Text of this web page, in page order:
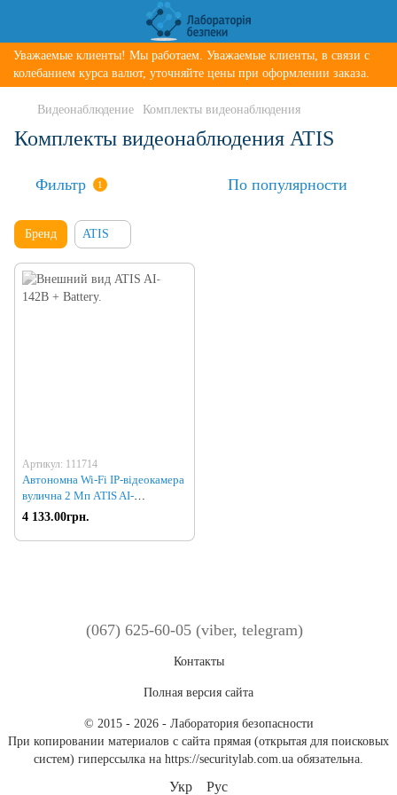
Уважаемые клиенты! Мы работаем. Уважаемые клиенты, в связи с
колебанием курса валют, уточняйте цены при оформлении заказа.
Видеонаблюдение Комплекты видеонаблюдения
Комплекты видеонаблюдения ATIS
Фильтр 1 По популярности
Бренд ATIS
Артикул: 111714
Автономна Wi-Fi IP-відеокамера
вулична 2 Мп ATIS AI-
142B+Battery для системи
відеонагляду
4 133.00грн.
(067) 625-60-05 (viber, telegram)
Контакты
Полная версия сайта
© 2015 - 2026 - Лаборатория безопасности
При копировании материалов с сайта прямая (открытая для поисковых
систем) гиперссылка на https://securitylab.com.ua обязательна.
Укр Рус